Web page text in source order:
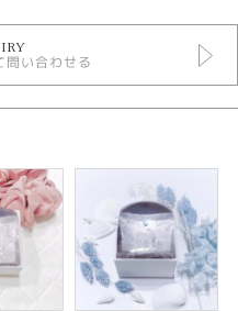
ト
問い合わせる